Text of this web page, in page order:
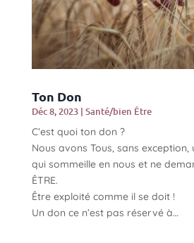
Ton Don
Déc 8, 2023| Santé/bien Être
C’est quoi ton don ?
Nous avons Tous, sans exception,
qui sommeille en nous et ne
ÊTRE.
Être exploité comme il se doit !
Un don ce n’est pas réservé à…